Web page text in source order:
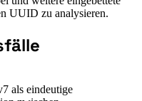
UUID zu analysieren.
als eindeutige